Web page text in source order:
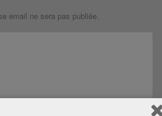
email ne sera pas publiée.